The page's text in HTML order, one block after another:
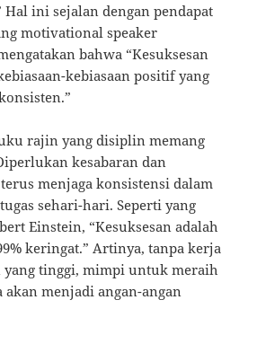
Hal ini sejalan dengan pendapat
motivational speaker
bahwa “Kesuksesan
kebiasaan positif yang
rajin yang disiplin memang
kesabaran dan
menjaga konsistensi dalam
sehari-hari. Seperti yang
Einstein, “Kesuksesan adalah
keringat.” Artinya, tanpa kerja
tinggi, mimpi untuk meraih
akan menjadi angan-angan